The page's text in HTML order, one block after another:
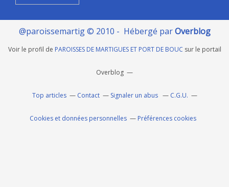
@paroissemartig © 2010 - Hébergé parOverblog
Voir le profil de PAROISSES DE MARTIGUES ET PORT DE BOUC sur le portail
Overblog
Top articles Contact Signaler un abus C.G.U.
Cookies et données personnelles Préférences cookies